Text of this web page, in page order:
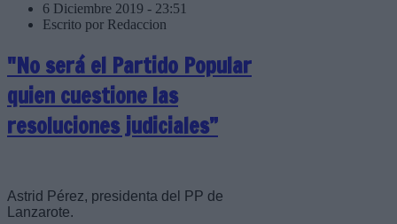
6 Diciembre 2019 - 23:51
Escrito por Redaccion
"No será el Partido Popular
quien cuestione las
resoluciones judiciales”
Astrid Pérez, presidenta del PP de
Lanzarote.